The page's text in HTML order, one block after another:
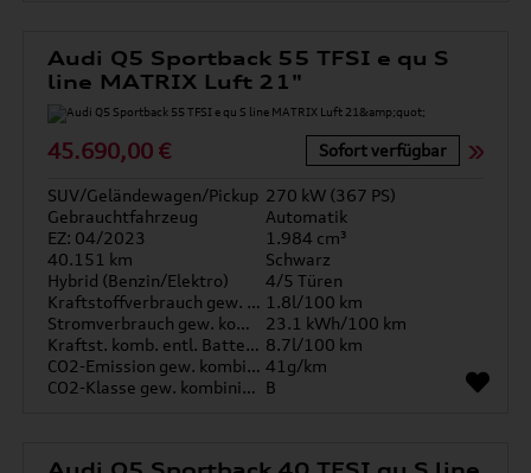
Audi Q5 Sportback 55 TFSI e qu S
line MATRIX Luft 21"
45.690,00 € Sofort verfügbar
SUV/Geländewagen/Pickup 270 kW (367 PS)
Gebrauchtfahrzeug
Automatik
EZ: 04/2023
1.984 cm³
40.151 km
Schwarz
Hybrid (Benzin/Elektro)
4/5 Türen
Kraftstoffverbrauch gew. kombiniert 1.8l/100 km
Stromverbrauch gew. kombiniert
23.1 kWh/100 km
Kraftst. komb. entl. Batterie 8.7l/100 km
CO2-Emission gew. kombiniert 41g/km
CO2-Klasse gew. kombiniert B